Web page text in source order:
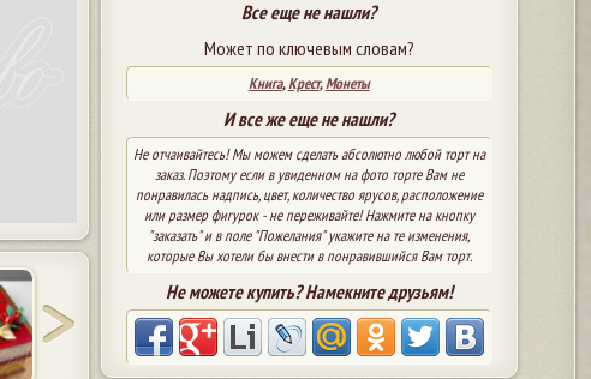
Все еще не нашли?
Может по ключевым словам?
Книга,Крест,Монеты
И все же еще не нашли?
Не отчаивайтесь! Мы можем сделать абсолютно любой торт на
заказ. Поэтому если в увиденном на фото торте Вам не
понравилась надпись, цвет, количество ярусов, расположение
или размер фигурок - не переживайте! Нажмите на кнопку
"заказать" и в поле "Пожелания" укажите на те изменения,
которые Вы хотели бы внести в понравившийся Вам торт.
Не можете купить? Намекните друзьям!